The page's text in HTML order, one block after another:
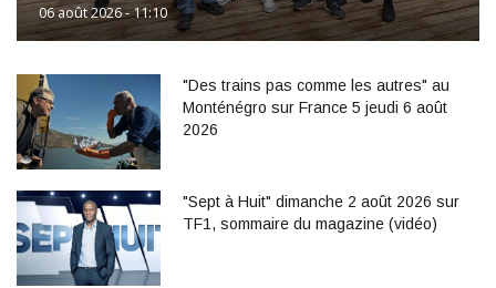
06 août 2026 - 11:10
"Des trains pas comme les autres" au
Monténégro sur France 5 jeudi 6 août
2026
"Sept à Huit" dimanche 2 août 2026 sur
TF1, sommaire du magazine (vidéo)